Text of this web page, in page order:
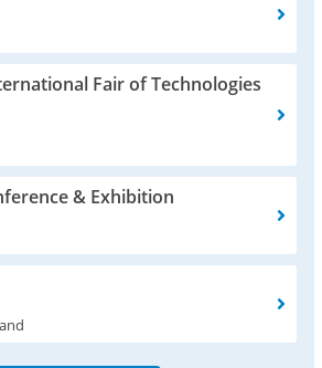
Fair of Technologies
& Exhibition